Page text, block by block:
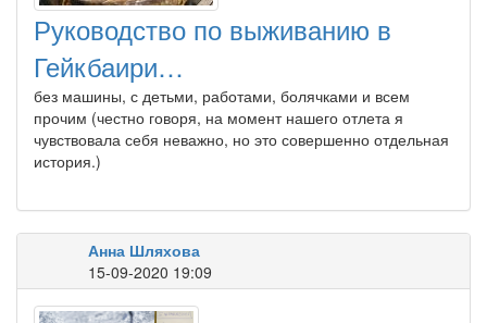
Руководство по выживанию в
Гейкбаири…
без машины, с детьми, работами, болячками и всем
прочим (честно говоря, на момент нашего отлета я
чувствовала себя неважно, но это совершенно отдельная
история.)
Анна Шляхова
15-09-2020 19:09